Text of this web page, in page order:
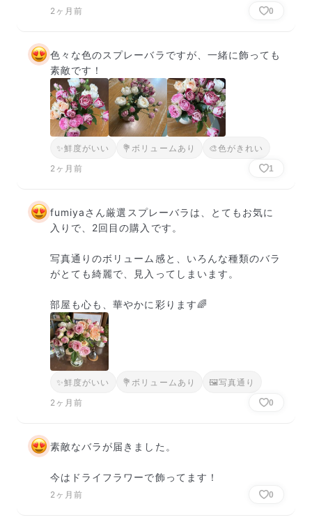
2ヶ月前 0
色々な色のスプレーバラですが、一緒に飾っても
素敵です！
✨鮮度がいい 💐ボリュームあり 🎨色がきれい
2ヶ月前
1
fumiyaさん厳選スプレーバラは、とてもお気に
入りで、2回目の購入です。
写真通りのボリューム感と、いろんな種類のバラ
がとても綺麗で、見入ってしまいます。
部屋も心も、華やかに彩ります🌈
✨鮮度がいい 💐ボリュームあり 🖼写真通り
2ヶ月前
0
素敵なバラが届きました。
今はドライフラワーで飾ってます！
2ヶ月前 0